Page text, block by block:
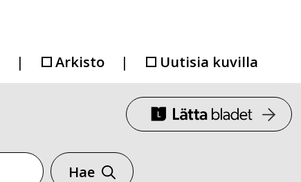
Arkisto Uutisia kuvilla
Hae